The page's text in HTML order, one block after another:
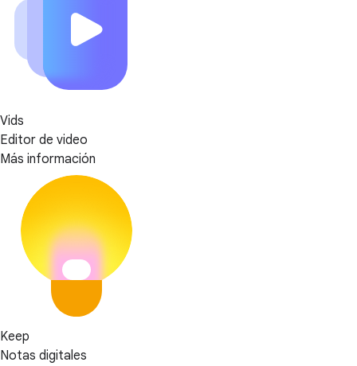
Vids
Editor de video
Más información
Keep
Notas digitales